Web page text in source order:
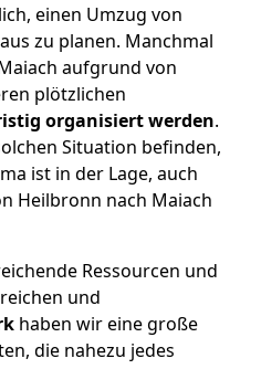
einen Umzug von
zu planen. Manchmal
aufgrund von
plötzlichen
organisiert werden.
Situation befinden,
ist in der Lage, auch
Heilbronn nach Maiach
Ressourcen und
und
haben wir eine große
die nahezu jedes